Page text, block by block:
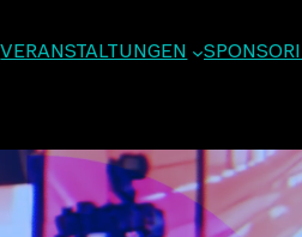
VERANSTALTUNGEN